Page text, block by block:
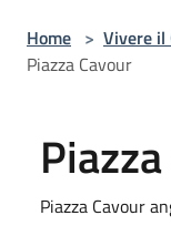
Home > Vivere il
Piazza Cavour
Piazza Cavour